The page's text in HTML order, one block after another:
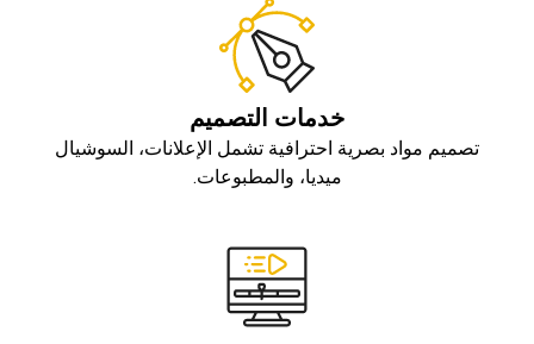
خدمات التصميم
تصميم مواد بصرية احترافية تشمل الإعلانات، السوشيال
ميديا، والمطبوعات.